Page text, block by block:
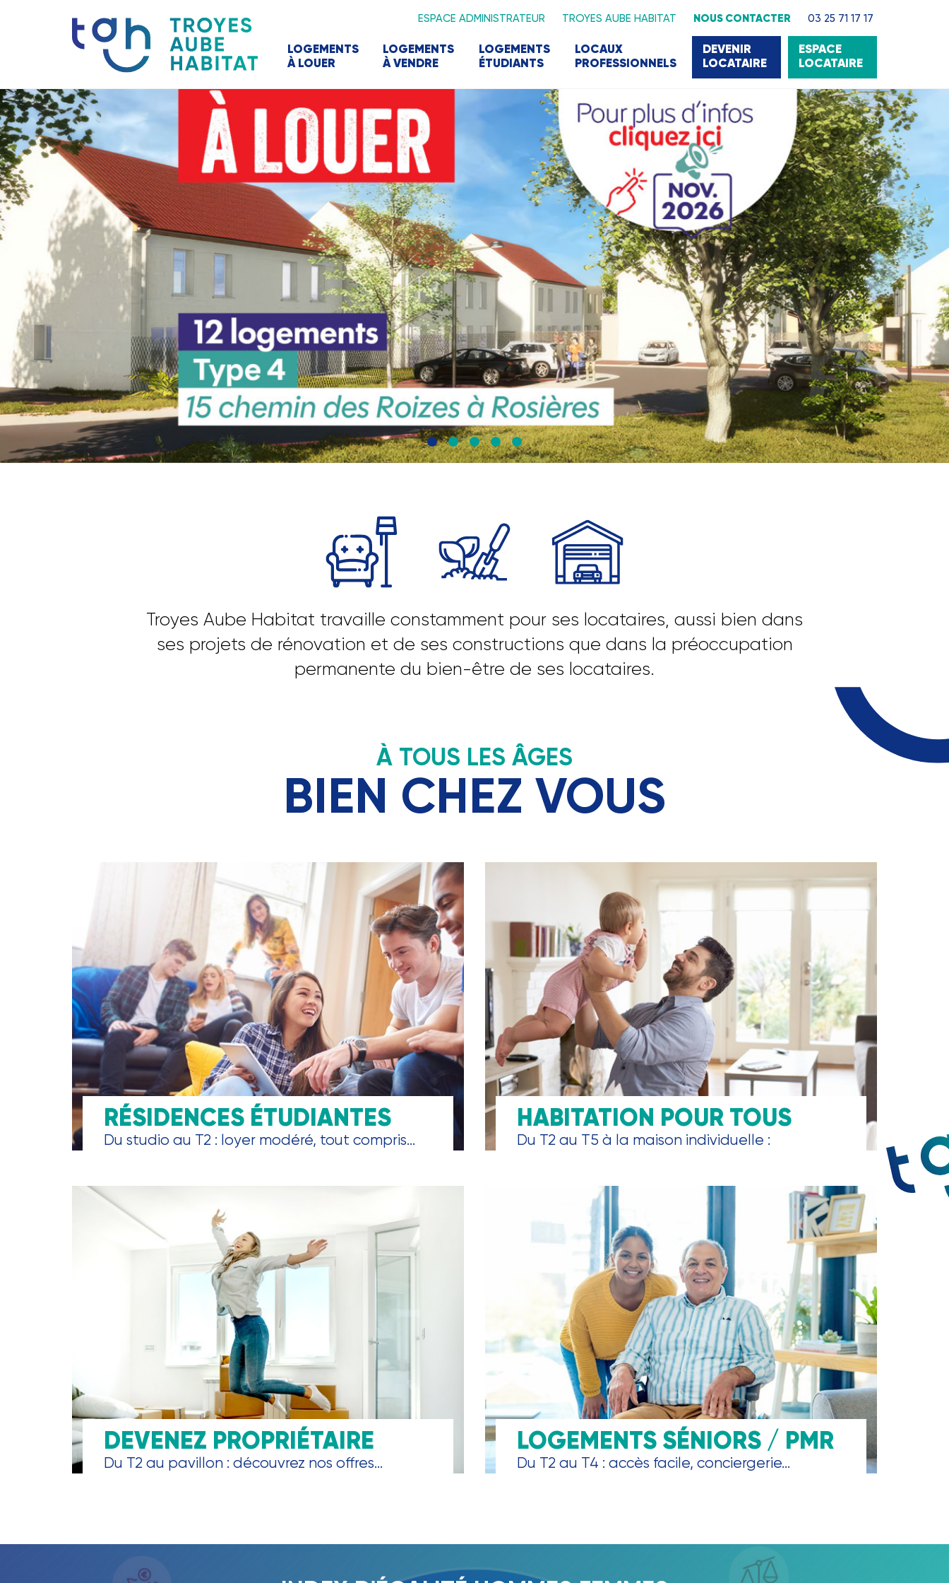
ESPACE ADMINISTRATEUR TROYES AUBE HABITAT NOUS CONTACTER 03 25 71 17 17
LOGEMENTS
À LOUER
LOGEMENTS
À VENDRE
LOGEMENTS
ÉTUDIANTS
LOCAUX
PROFESSIONNELS
DEVENIR
LOCATAIRE
ESPACE
LOCATAIRE
22 000 LOGEMENTS
dans l'Aube pour vous satisfaire
TROUVER
Troyes Aube Habitat travaille constamment pour ses locataires, aussi bien dans
ses projets de rénovation et de ses constructions que dans la préoccupation
permanente du bien-être de ses locataires.
À TOUS LES ÂGES
BIEN CHEZ VOUS
RÉSIDENCES ÉTUDIANTES
Du studio au T2 : loyer modéré, tout compris...
HABITATION POUR TOUS
Du T2 au T5 à la maison individuelle :
DEVENEZ PROPRIÉTAIRE
Du T2 au pavillon : découvrez nos offres...
LOGEMENTS SÉNIORS / PMR
Du T2 au T4 : accès facile, conciergerie...